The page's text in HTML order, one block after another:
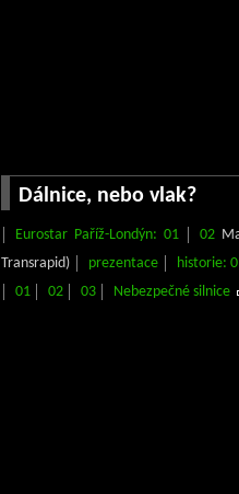
Dálnice, nebo vlak?
Eurostar Paříž-Londýn: 01 02
Transrapid)
prezentace
historie:
01
02 03 Nebezpečné silnice